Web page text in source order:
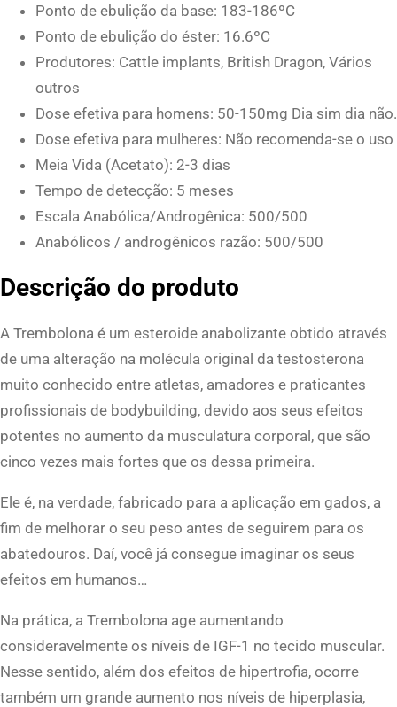
Ponto de ebulição da base: 183-186ºC
Ponto de ebulição do éster: 16.6ºC
Produtores: Cattle implants, British Dragon, Vários
outros
Dose efetiva para homens: 50-150mg Dia sim dia não.
Dose efetiva para mulheres: Não recomenda-se o uso
Meia Vida (Acetato): 2-3 dias
Tempo de detecção: 5 meses
Escala Anabólica/Androgênica: 500/500
Anabólicos / androgênicos razão: 500/500
Descrição do produto
A Trembolona é um esteroide anabolizante obtido através
de uma alteração na molécula original da testosterona
muito conhecido entre atletas, amadores e praticantes
profissionais de bodybuilding, devido aos seus efeitos
potentes no aumento da musculatura corporal, que são
cinco vezes mais fortes que os dessa primeira.
Ele é, na verdade, fabricado para a aplicação em gados, a
fim de melhorar o seu peso antes de seguirem para os
abatedouros. Daí, você já consegue imaginar os seus
efeitos em humanos…
Na prática, a Trembolona age aumentando
consideravelmente os níveis de IGF-1 no tecido muscular.
Nesse sentido, além dos efeitos de hipertrofia, ocorre
também um grande aumento nos níveis de hiperplasia,